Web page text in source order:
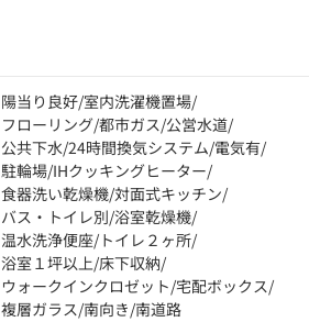
陽当り良好/室内洗濯機置場/
フローリング/都市ガス/公営水道/
公共下水/24時間換気システム/電気有/
駐輪場/IHクッキングヒーター/
食器洗い乾燥機/対面式キッチン/
バス・トイレ別/浴室乾燥機/
温水洗浄便座/ トイレ２ヶ所/
浴室１坪以上/床下収納/
ウォークインクロゼット/宅配ボックス/
複層ガラス/南向き/南道路